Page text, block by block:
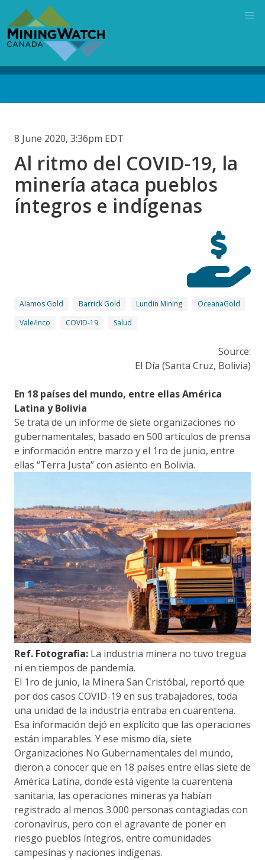
main
content
8 June 2020, 3:36pm EDT
Al ritmo del COVID-19, la
minería ataca pueblos
íntegros e indígenas
Alamos Gold Barrick Gold Lundin Mining
OceanaGold
Vale/Inco
COVID-19 Salud
Source:
El Día (Santa Cruz, Bolivia)
En 18 países del mundo, entre ellas América
Latina y Bolivia
Se trata de un informe de siete organizaciones no
gubernamentales, basado en 500 artículos de prensa
e información entre marzo y el 1ro de junio, entre
ellas “Terra Justa” con asiento en Bolivia.
Ref. Fotografia: La industria minera no tuvo tregua
ni en tiempos de pandemia.
El 1ro de junio, la Minera San Cristóbal, reportó que
por dos casos COVID-19 en sus trabajadores, toda
una unidad de la industria entraba en cuarentena.
Esa información dejó en explícito que las operaciones
están imparables. Y ese mismo día, siete
Organizaciones No Gubernamentales del mundo,
dieron a conocer que en 18 países entre ellas siete de
América Latina, donde está vigente la cuarentena
sanitaria, las operaciones mineras ya habían
registrado al menos 3.000 personas contagiadas con
coronavirus, pero con el agravante de poner en
riesgo pueblos íntegros, entre comunidades
campesinas y naciones indígenas.